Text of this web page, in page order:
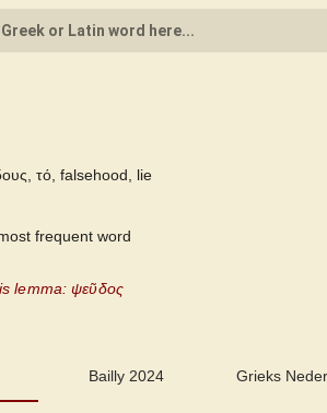
τό, falsehood, lie
frequent word
lemma: ψεῦδος
Bailly 2024 Grieks